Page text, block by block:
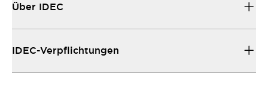
Über IDEC
IDEC-Verpflichtungen